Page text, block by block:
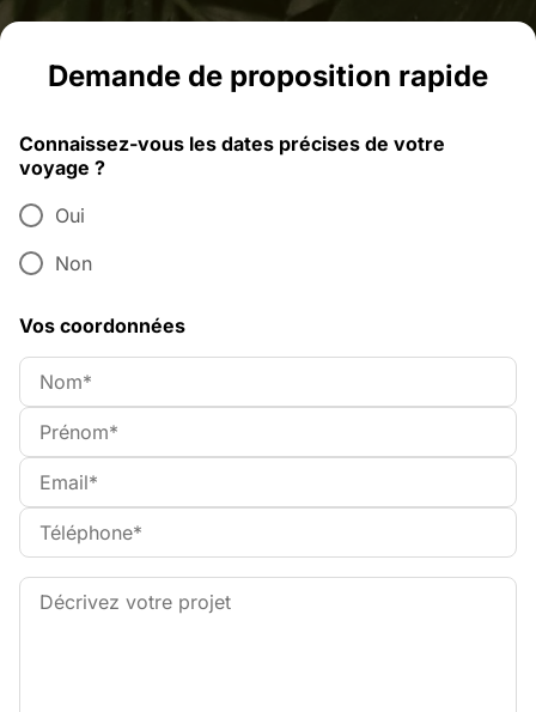
Demande de proposition rapide
Connaissez-vous les dates précises de votre
voyage ?
Oui
Non
Vos coordonnées